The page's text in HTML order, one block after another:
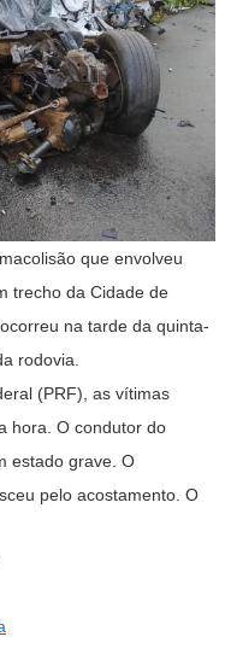
que envolveu
trecho da Cidade de
na tarde da quinta-
rodovia.
(PRF), as vítimas
hora. O condutor do
estado grave. O
pelo acostamento. O